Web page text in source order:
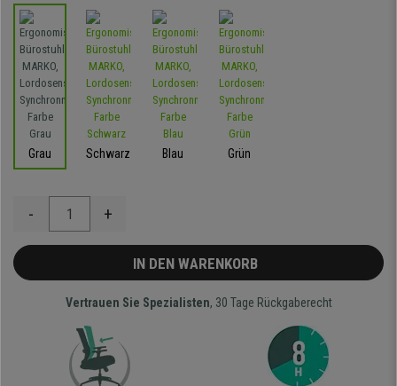
Grau Schwarz Blau Grün
- +
IN DEN WARENKORB
Vertrauen Sie Spezialisten, 30 Tage Rückgaberecht